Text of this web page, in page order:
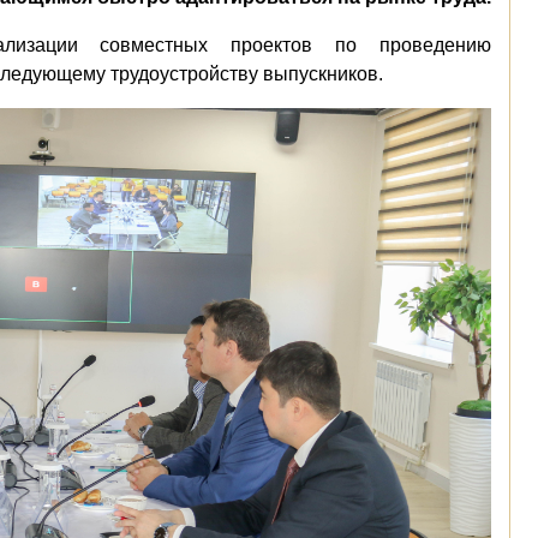
совместных проектов по проведению
трудоустройству выпускников.